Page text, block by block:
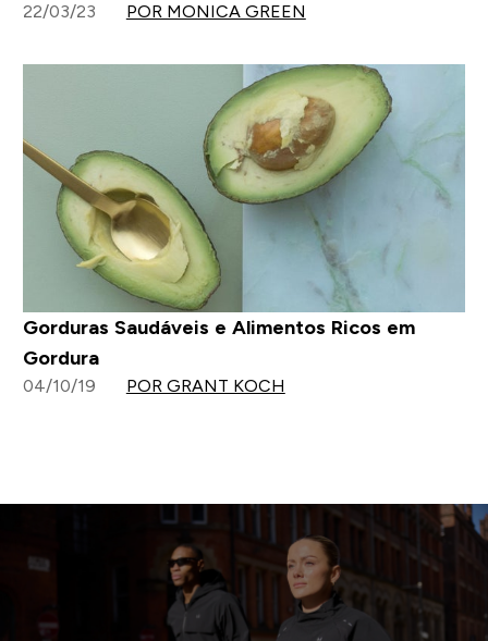
22/03/23 POR MONICA GREEN
Gorduras Saudáveis ​e Alimentos Ricos em
Gordura
04/10/19 POR GRANT KOCH